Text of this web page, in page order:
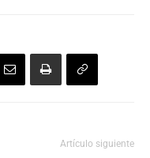
Artículo siguiente